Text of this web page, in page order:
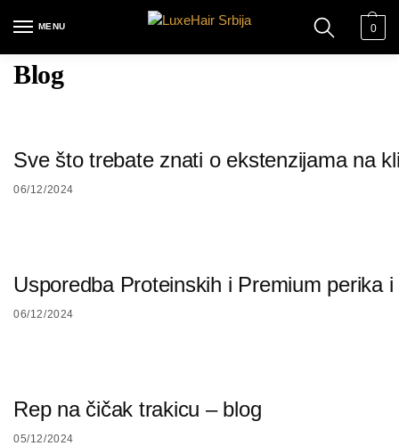
MENU 0
Blog
Sve što trebate znati o ekstenzijama na
06/12/2024
Usporedba Proteinskih i Premium perika
06/12/2024
Rep na čičak trakicu – blog
05/12/2024